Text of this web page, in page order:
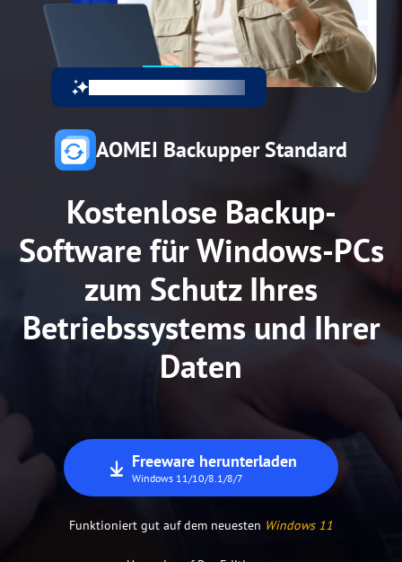
AOMEI Backupper Standard
Kostenlose Backup-
Software für Windows-PCs
zum Schutz Ihres
Betriebssystems und Ihrer
Daten
Freeware herunterladen
Windows 11/10/8.1/8/7
Funktioniert gut auf dem neuesten Windows 11